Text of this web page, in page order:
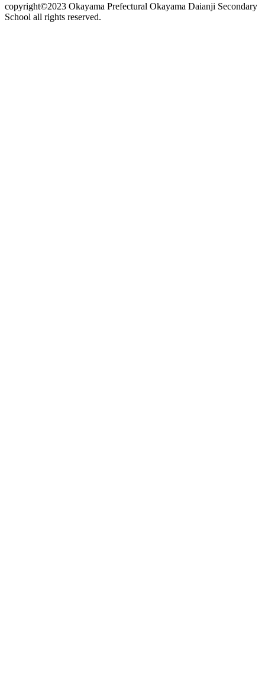
copyright©2023 Okayama Prefectural Okayama Daianji Secondary
School all rights reserved.